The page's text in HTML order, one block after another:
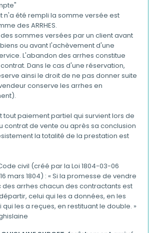
n'a été rempli la somme versée est
des ARRHES.
sommes versées par un client avant
ou avant l'achèvement d'une
L'abandon des arrhes constitue
Dans le cas d'une réservation,
ainsi le droit de ne pas donner suite
conserve les arrhes en
tout paiement partiel qui survient lors de
contrat de vente ou après sa conclusion
la totalité de la prestation est
civil (créé par la Loi 1804-03-06
mars 1804) : « Si la promesse de vendre
arrhes chacun des contractants est
celui qui les a données, en les
les a reçues, en restituant le double. »